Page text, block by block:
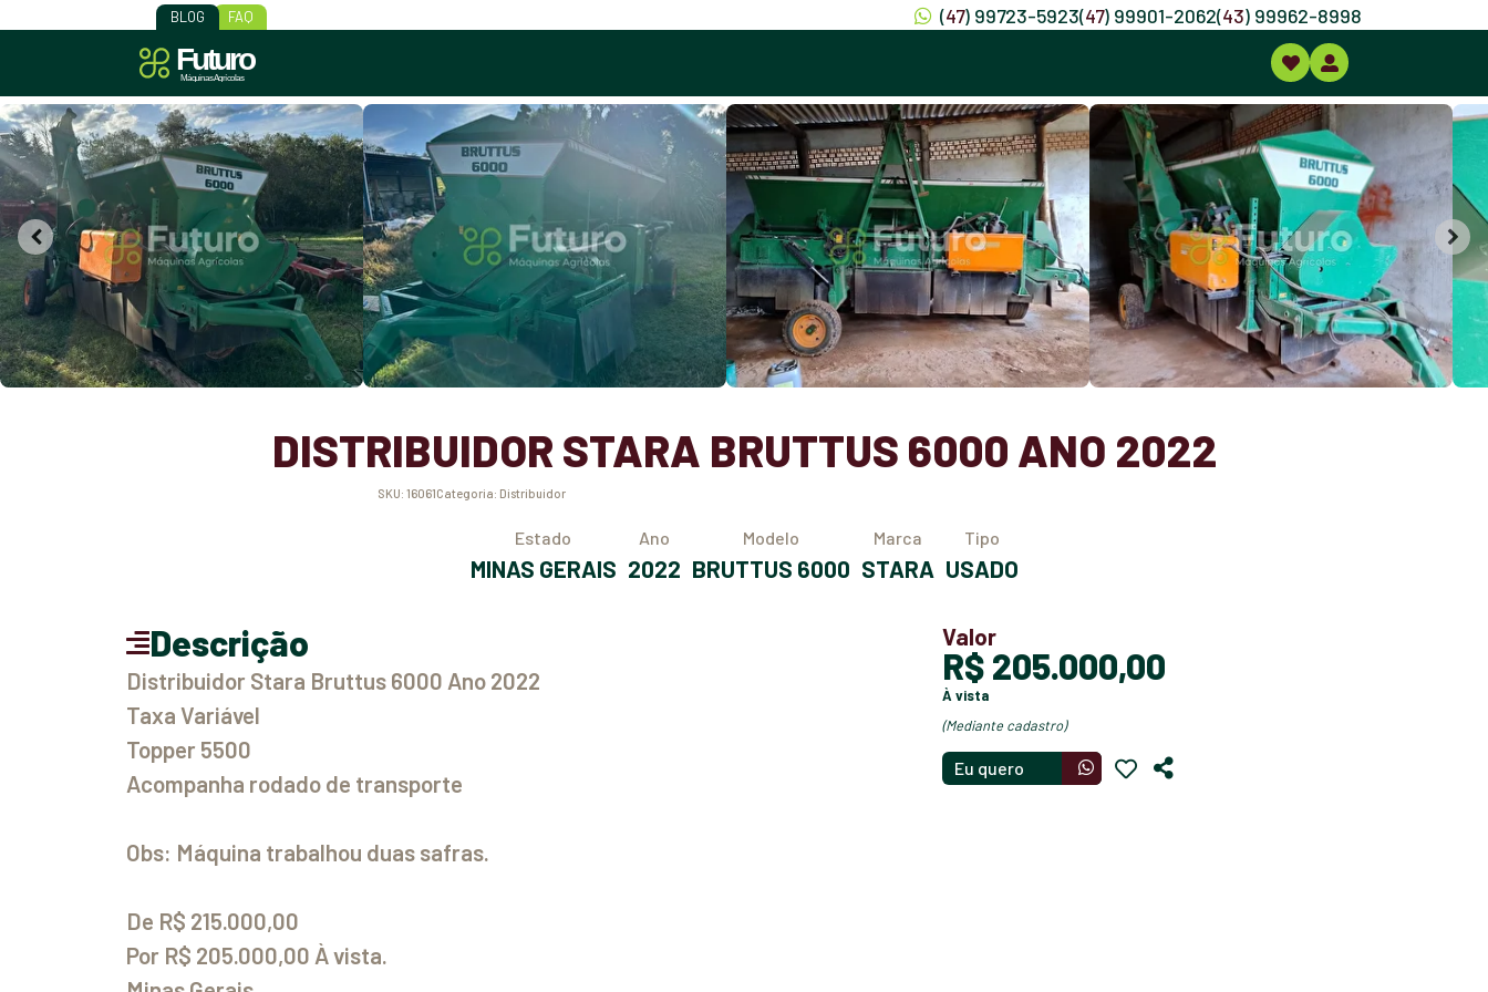
BLOG FAQ (47) 99723-5923(47) 99901-2062(43) 99962-8998
DISTRIBUIDOR STARA BRUTTUS 6000 ANO 2022
SKU: 16061 Categoria: Distribuidor
Estado
MINAS GERAIS
Ano
2022
Modelo
BRUTTUS 6000
Marca
STARA
Tipo
USADO
Descrição
Distribuidor Stara Bruttus 6000 Ano 2022
Taxa Variável
Topper 5500
Acompanha rodado de transporte
Obs: Máquina trabalhou duas safras.
De R$ 215.000,00
Por R$ 205.000,00 À vista.
Valor
R$ 205.000,00
à vista
(mediante cadastro)
Eu quero